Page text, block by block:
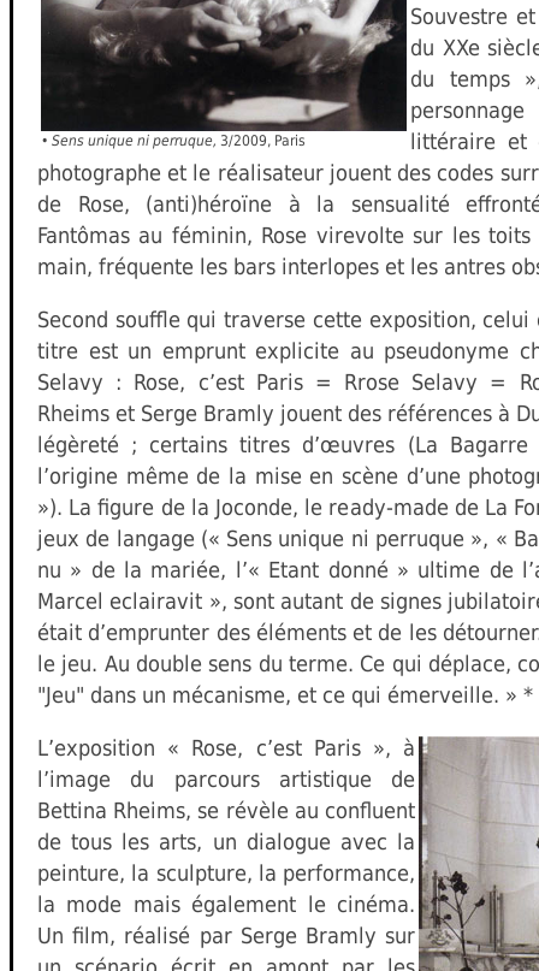
• Sens unique ni perruque, 3/2009, Paris
Souvestre
du XXe
du temps
littéraire et
photographe et le réalisateur jouent des codes
de Rose, (anti)héroïne à la sensualité
Fantômas au féminin, Rose virevolte sur les
main, fréquente les bars interlopes et les antres
Second souffle qui traverse cette exposition, celui
titre est un emprunt explicite au pseudonyme
Selavy : Rose, c’est Paris = Rrose Selavy =
Rheims et Serge Bramly jouent des références à
légèreté ; certains titres d’œuvres (La Bagarre
l’origine même de la mise en scène d’une
»). La figure de la Joconde, le ready-made de La
jeux de langage (« Sens unique ni perruque », «
nu » de la mariée, l’« Etant donné » ultime de
Marcel eclairavit », sont autant de signes
était d’emprunter des éléments et de les
le jeu. Au double sens du terme. Ce qui déplace,
"Jeu" dans un mécanisme, et ce qui émerveille. » *
L’exposition « Rose, c’est Paris », à
l’image du parcours artistique de
Bettina Rheims, se révèle au confluent
de tous les arts, un dialogue avec la
peinture, la sculpture, la performance,
la mode mais également le cinéma.
Un film, réalisé par Serge Bramly sur